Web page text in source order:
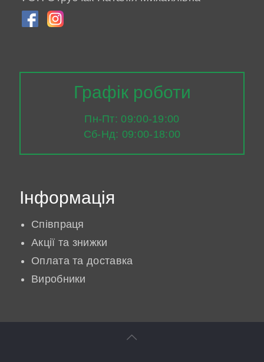
Графік роботи
Пн-Пт: 09:00-19:00
Сб-Нд: 09:00-18:00
Інформація
Співпраця
Акції та знижки
Оплата та доставка
Виробники